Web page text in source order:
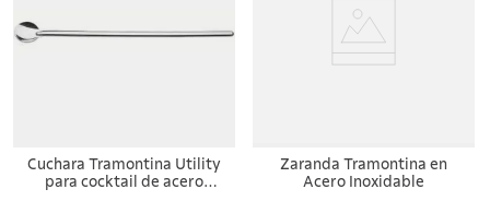
Cuchara Tramontina Utility
para cocktail de acero
Zaranda Tramontina en
Acero Inoxidable